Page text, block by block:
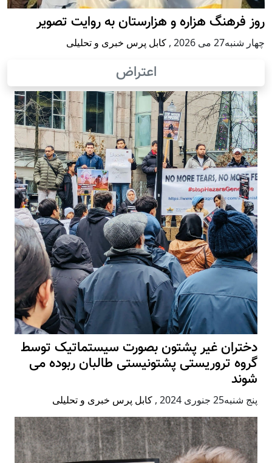
روز فرهنگ هزاره و هزارستان به روایت تصویر
چهار شنبه27 می 2026 , کابل پرس خبری و تحلیلی
اعتراض
دختران غیر پشتون بصورت سیستماتیک توسط
گروه تروریستی پشتونیستی طالبان ربوده می
شوند
پنج شنبه25 جنوری 2024 , کابل پرس خبری و تحلیلی